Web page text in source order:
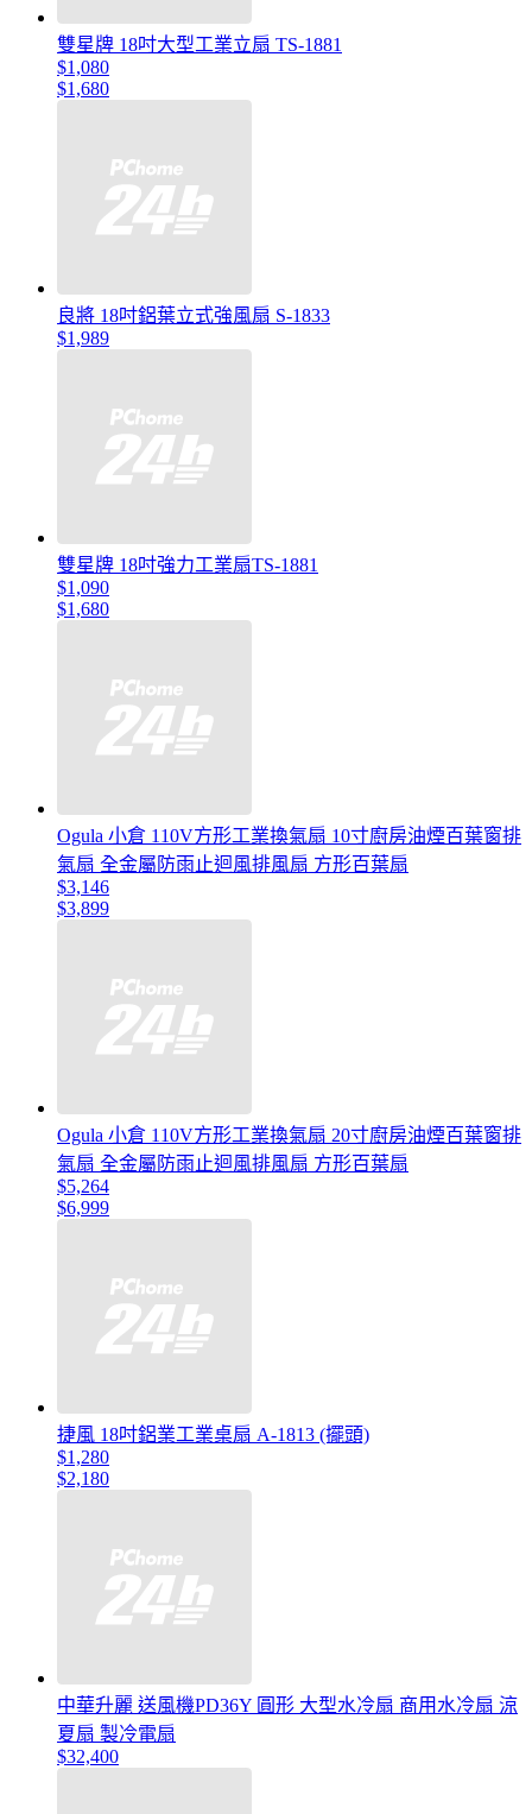
雙星牌 18吋大型工業立扇 TS-1881
$1,080
$1,680
良將 18吋鋁葉立式強風扇 S-1833
$1,989
雙星牌 18吋強力工業扇TS-1881
$1,090
$1,680
Ogula 小倉 110V方形工業換氣扇 10寸廚房油煙百葉窗排
氣扇 全金屬防雨止迴風排風扇 方形百葉扇
$3,146
$3,899
Ogula 小倉 110V方形工業換氣扇 20寸廚房油煙百葉窗排
氣扇 全金屬防雨止迴風排風扇 方形百葉扇
$5,264
$6,999
捷風 18吋鋁業工業桌扇 A-1813 (擺頭)
$1,280
$2,180
中華升麗 送風機PD36Y 圓形 大型水冷扇 商用水冷扇 涼
夏扇 製冷電扇
$32,400